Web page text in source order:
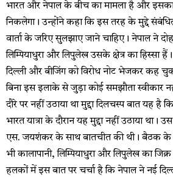
भारत और नेपाल के बीच का मामला है और इसका
निकलेगा। उन्होंने कहा कि इस तरह के मुद्दे
वार्ता के जरिए सुलझाए जाने चाहिए। नेपाल ने
लिम्पियाधुरा और लिपुलेख उसके क्षेत्र का हिस्सा
दिल्ली और बीजिंग को विरोध नोट भेजकर कह
बिना इस इलाके से जुड़ा कोई समझौता स्वीकार
दौरे पर नहीं उठाया था मुद्दा दिलचस्प बात यह है
भारत यात्रा के दौरान यह मुद्दा नहीं उठाया था।
एस. जयशंकर के साथ बातचीत की थी। बैठक के
भी कालापानी, लिम्पियाधुरा और लिपुलेख का
हलकों में इस बात पर चर्चा है कि नेपाल ने नई